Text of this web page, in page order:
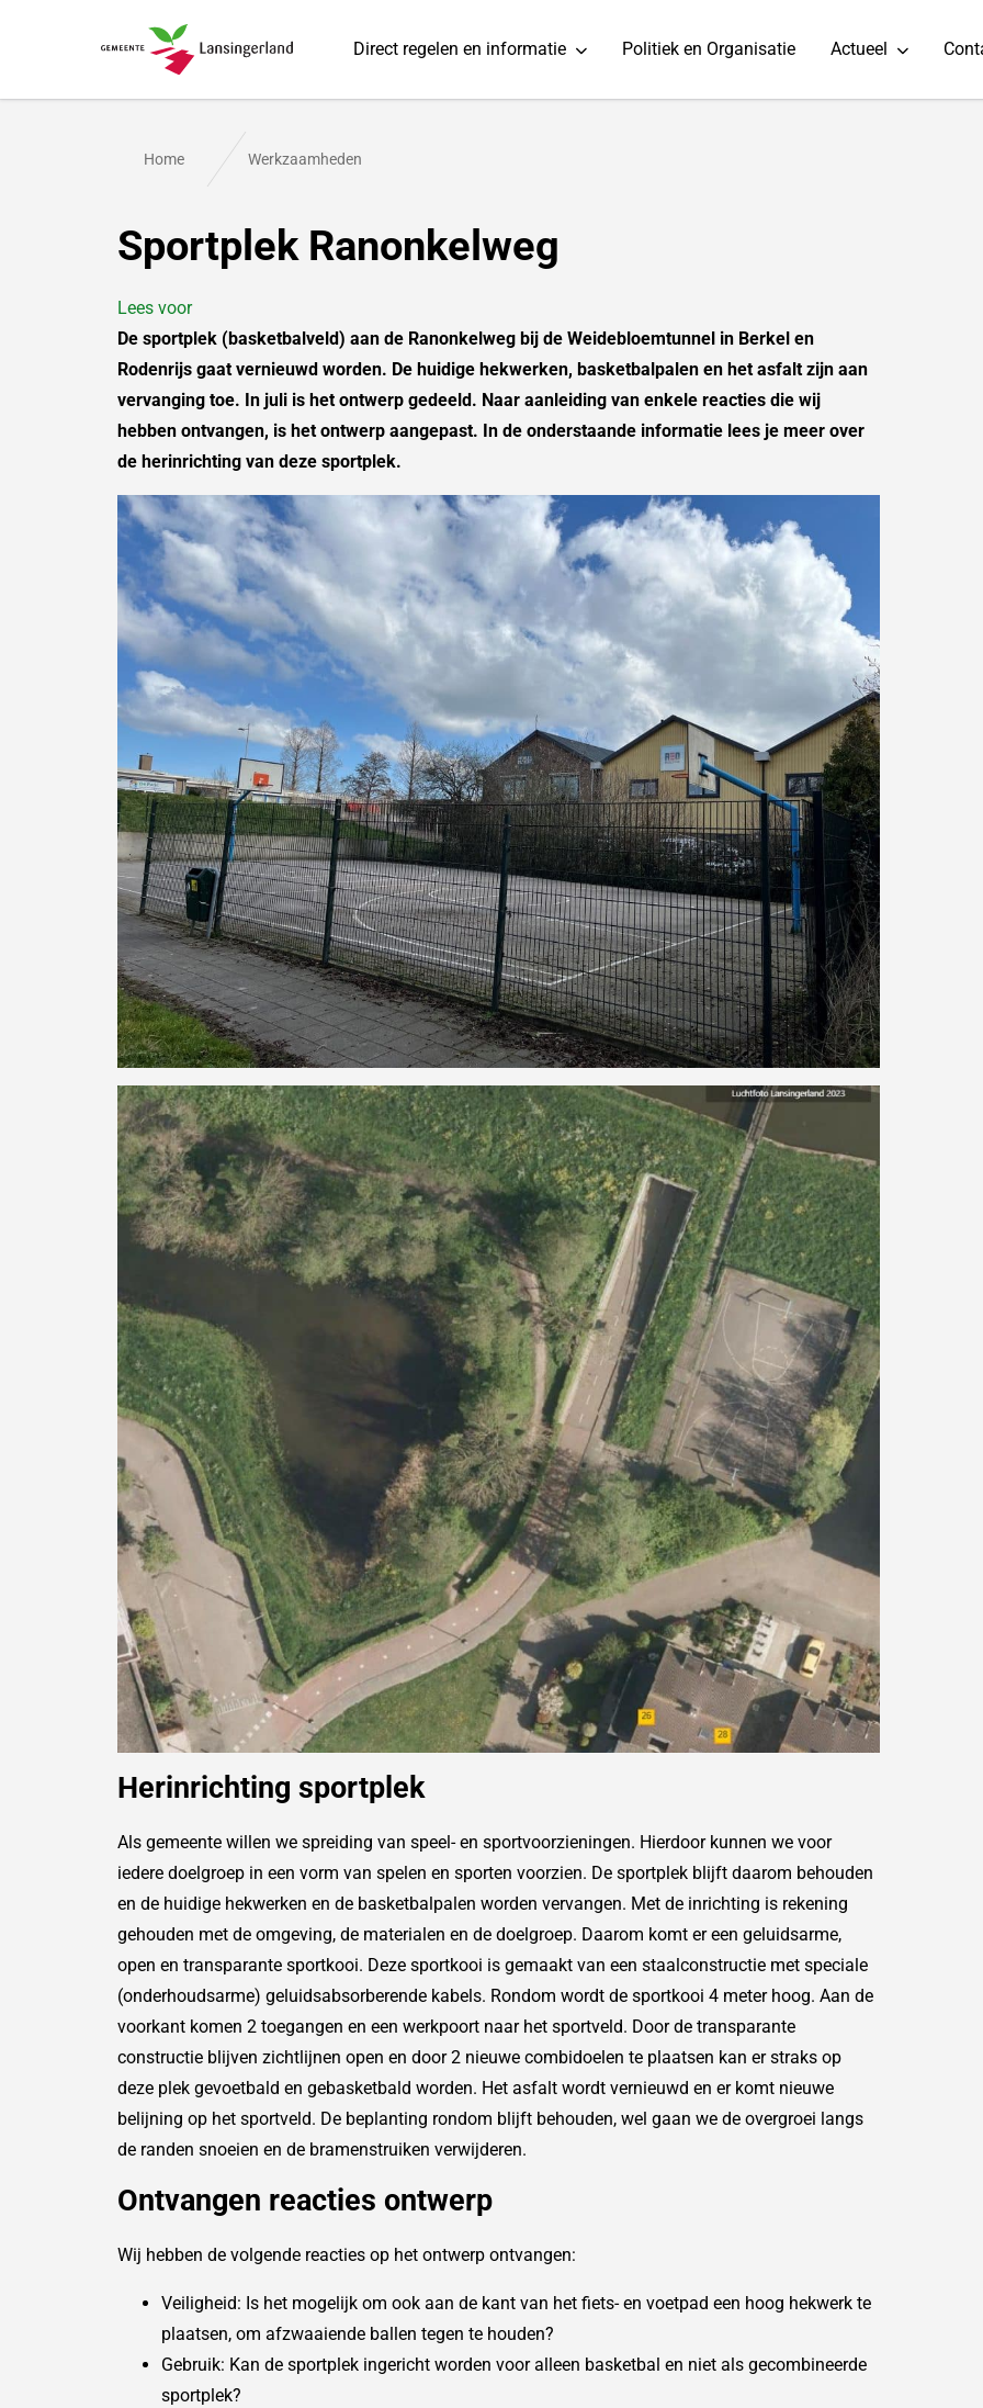
Direct regelen en informatie Politiek en Organisatie Actueel
Home Werkzaamheden
Sportplek Ranonkelweg
Lees voor
De sportplek (basketbalveld) aan de Ranonkelweg bij de Weidebloemtunnel in Berkel en
Rodenrijs gaat vernieuwd worden. De huidige hekwerken, basketbalpalen en het asfalt zijn aan
vervanging toe. In juli is het ontwerp gedeeld. Naar aanleiding van enkele reacties die wij
hebben ontvangen, is het ontwerp aangepast. In de onderstaande informatie lees je meer over
de herinrichting van deze sportplek.
Herinrichting sportplek
Als gemeente willen we spreiding van speel- en sportvoorzieningen. Hierdoor kunnen we voor
iedere doelgroep in een vorm van spelen en sporten voorzien. De sportplek blijft daarom behouden
en de huidige hekwerken en de basketbalpalen worden vervangen. Met de inrichting is rekening
gehouden met de omgeving, de materialen en de doelgroep. Daarom komt er een geluidsarme,
open en transparante sportkooi. Deze sportkooi is gemaakt van een staalconstructie met speciale
(onderhoudsarme) geluidsabsorberende kabels. Rondom wordt de sportkooi 4 meter hoog. Aan de
voorkant komen 2 toegangen en een werkpoort naar het sportveld. Door de transparante
constructie blijven zichtlijnen open en door 2 nieuwe combidoelen te plaatsen kan er straks op
deze plek gevoetbald en gebasketbald worden. Het asfalt wordt vernieuwd en er komt nieuwe
belijning op het sportveld. De beplanting rondom blijft behouden, wel gaan we de overgroei langs
de randen snoeien en de bramenstruiken verwijderen.
Ontvangen reacties ontwerp
Wij hebben de volgende reacties op het ontwerp ontvangen:
Veiligheid: Is het mogelijk om ook aan de kant van het fiets- en voetpad een hoog hekwerk te
plaatsen, om afzwaaiende ballen tegen te houden?
Gebruik: Kan de sportplek ingericht worden voor alleen basketbal en niet als gecombineerde
sportplek?